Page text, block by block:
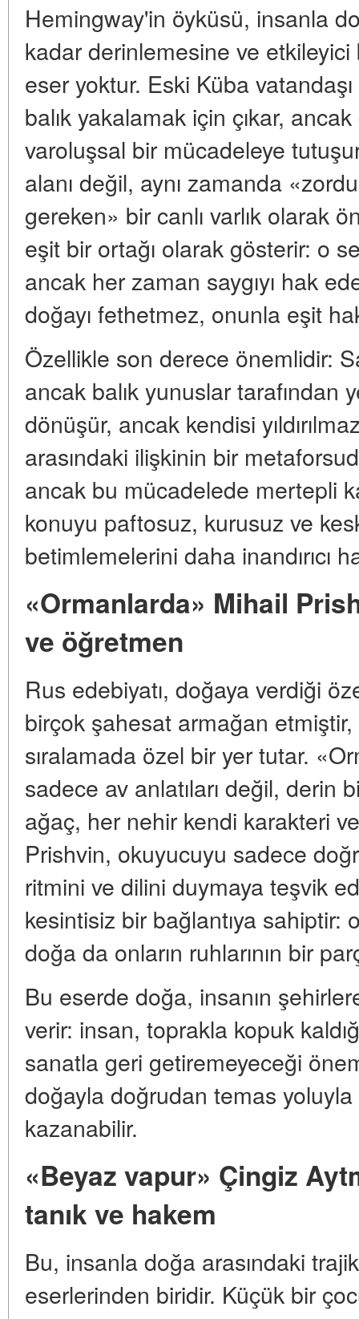
Hemingway'in öyküsü, insanla
kadar derinlemesine ve
eser yoktur. Eski Küba
balık yakalamak için çıkar,
varoluşsal bir mücadeleye
alanı değil, aynı zamanda
gereken» bir canlı varlık olarak
eşit bir ortağı olarak gösterir: o
ancak her zaman saygıyı hak
doğayı fethetmez, onunla eşit
Özellikle son derece önemlidir:
ancak balık yunuslar tarafından
dönüşür, ancak kendisi
arasındaki ilişkinin bir
ancak bu mücadelede mertepli
konuyu paftosuz, kurusuz ve
betimlemelerini daha inandırıcı
«Ormanlarda» Mihail
ve öğretmen
Rus edebiyatı, doğaya verdiği
birçok şahesat armağan
sıralamada özel bir yer tutar.
sadece av anlatıları değil, derin
ağaç, her nehir kendi karakteri
Prishvin, okuyucuyu sadece
ritmini ve dilini duymaya teşvik
kesintisiz bir bağlantıya sahiptir:
doğa da onların ruhlarının bir
Bu eserde doğa, insanın
verir: insan, toprakla kopuk
sanatla geri getiremeyeceği
doğayla doğrudan temas
kazanabilir.
«Beyaz vapur» Çingiz
tanık ve hakem
Bu, insanla doğa arasındaki
eserlerinden biridir. Küçük bir